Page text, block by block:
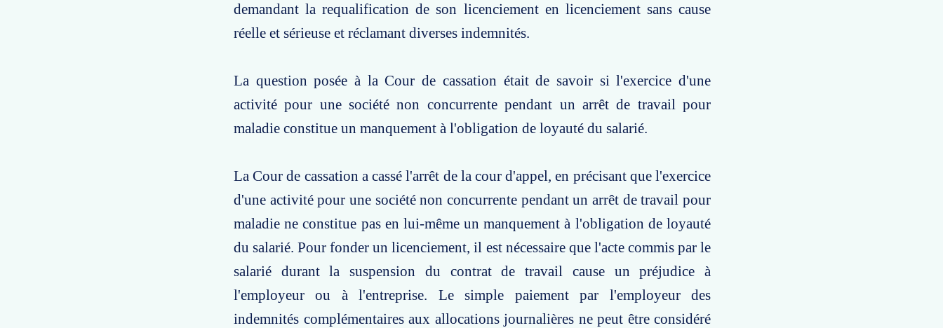
demandant la requalification de son licenciement en licenciement sans cause
réelle et sérieuse et réclamant diverses indemnités.
La question posée à la Cour de cassation était de savoir si l'exercice d'une
activité pour une société non concurrente pendant un arrêt de travail pour
maladie constitue un manquement à l'obligation de loyauté du salarié.
La Cour de cassation a cassé l'arrêt de la cour d'appel, en précisant que l'exercice
d'une activité pour une société non concurrente pendant un arrêt de travail pour
maladie ne constitue pas en lui-même un manquement à l'obligation de loyauté
du salarié. Pour fonder un licenciement, il est nécessaire que l'acte commis par le
salarié durant la suspension du contrat de travail cause un préjudice à
l'employeur ou à l'entreprise. Le simple paiement par l'employeur des
indemnités complémentaires aux allocations journalières ne peut être considéré